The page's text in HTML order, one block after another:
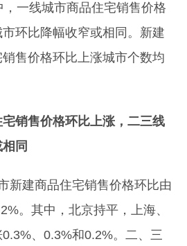
一线城市商品住宅销售价格
环比降幅收窄或相同。新建
售价格环比上涨城市个数均
售价格环比上涨，二三线
同
建商品住宅销售价格环比由
。其中，北京持平，上海、
、0.3%和0.2%。二、三